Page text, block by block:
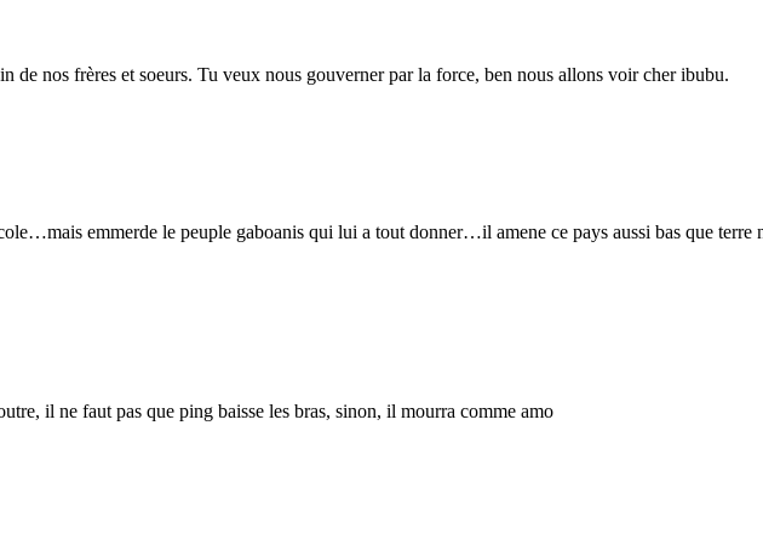
de nos frères et soeurs. Tu veux nous gouverner par la force, ben nous allons voir cher ibubu.
emmerde le peuple gaboanis qui lui a tout donner…il amene ce pays aussi bas que terre
il ne faut pas que ping baisse les bras, sinon, il mourra comme amo